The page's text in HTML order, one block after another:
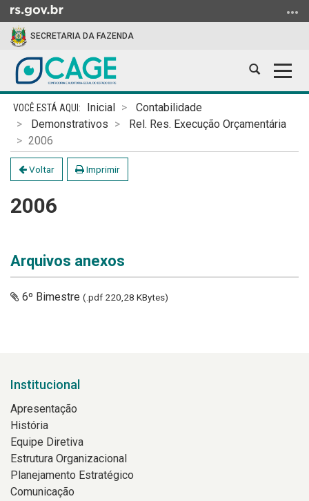
para
conteúdo
para
menu
para
SECRETARIA DA FAZENDA
Abrir
Início
conteúdo
Inicial
Contabilidade
Demonstrativos
Rel. Res. Execução Orçamentária
2006
Voltar Imprimir
2006
Arquivos anexos
6º Bimestre (.pdf 220,28 KBytes)
Institucional
Apresentação
História
Equipe Diretiva
Estrutura Organizacional
Planejamento Estratégico
Comunicação